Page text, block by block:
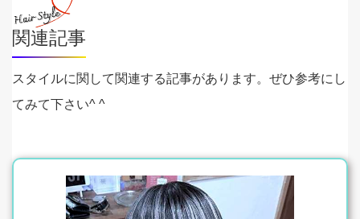
関連記事
スタイルに関して関連する記事があります。ぜひ参考にし
てみて下さい^ ^